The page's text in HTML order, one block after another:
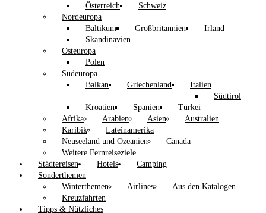
Österreich
Schweiz
Nordeuropa
Baltikum
Großbritannien
Irland
Skandinavien
Osteuropa
Polen
Südeuropa
Balkan
Griechenland
Italien
Südtirol
Kroatien
Spanien
Türkei
Afrika
Arabien Asien
Australien
Karibik
Lateinamerika
Neuseeland und Ozeanien
Canada
Weitere Fernreiseziele
Städtereisen
Hotels
Camping
Sonderthemen
Winterthemen
Airlines
Aus den Katalogen
Kreuzfahrten
Tipps & Nützliches